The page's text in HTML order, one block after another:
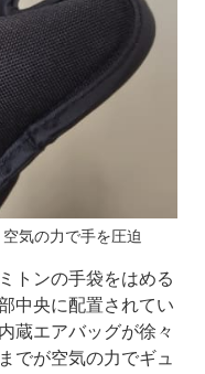
気の力で手を圧迫
トンの手袋をはめる
中央に配置されてい
蔵エアバッグが徐々
でが空気の力でギュ